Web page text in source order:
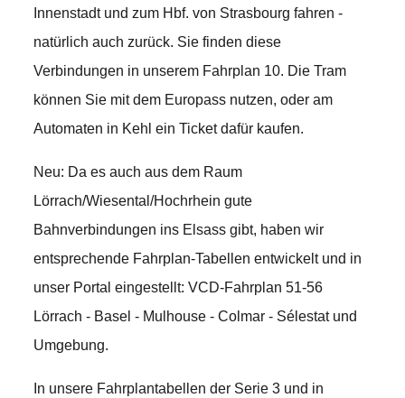
Innenstadt und zum Hbf. von Strasbourg fahren -
natürlich auch zurück. Sie finden diese
Verbindungen in unserem Fahrplan 10. Die Tram
können Sie mit dem Europass nutzen, oder am
Automaten in Kehl ein Ticket dafür kaufen.
Neu: Da es auch aus dem Raum
Lörrach/Wiesental/Hochrhein gute
Bahnverbindungen ins Elsass gibt, haben wir
entsprechende Fahrplan-Tabellen entwickelt und in
unser Portal eingestellt: VCD-Fahrplan 51-56
Lörrach - Basel - Mulhouse - Colmar - Sélestat und
Umgebung.
In unsere Fahrplantabellen der Serie 3 und in